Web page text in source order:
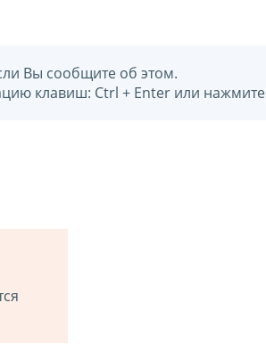
Вы сообщите об этом.
клавиш: Ctrl + Enter или нажмите